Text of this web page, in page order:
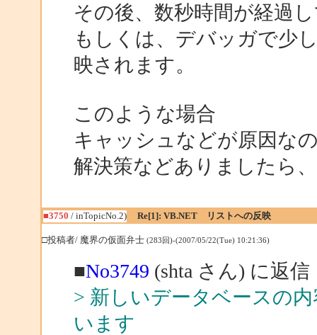
その後、数秒時間が経過
もしくは、デバッガで少
映されます。
このような場合
キャッシュなどが原因な
解決策などありましたら
■3750 / inTopicNo.2) Re[1]: VB.NET リストへの反映
□投稿者/ 魔界の仮面弁士 (283回)-(2007/05/22(Tue) 10:21:36)
■No3749 (shta さん) に返信
> 新しいデータベースの
います